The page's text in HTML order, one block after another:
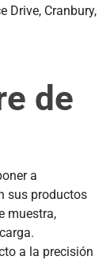
Drive, Cranbury,
de
a
sus productos
muestra,
a la precisión